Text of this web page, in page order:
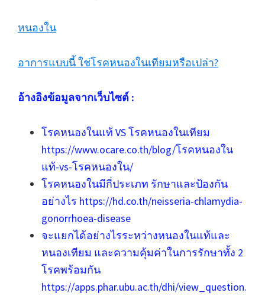
หนองใน
อาการแบบนี้ ใช่โรคหนองในเทียมหรือเปล่า?
อ้างอิงข้อมูลจากเว็บไซต์ :
โรคหนองในแท้ VS โรคหนองในเทียม
https://www.ocare.co.th/blog/โรคหนองใน
แท้-vs-โรคหนองใน/
โรคหนองในมีกี่ประเภท รักษาและป้องกัน
อย่างไร https://hd.co.th/neisseria-chlamydia-
gonorrhoea-disease
จะแยกได้อย่างไรระหว่างหนองในแท้และ
หนองเทียม และความคุ้มค่าในการรักษาทั้ง 2
โรคพร้อมกัน
https://apps.phar.ubu.ac.th/dhi/view_question.